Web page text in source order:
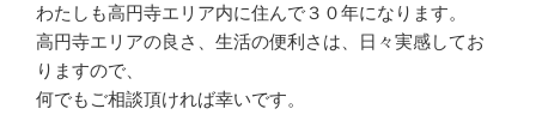
わたしも高円寺エリア内に住んで３０年になります。
高円寺エリアの良さ、生活の便利さは、日々実感してお
りますので、
何でもご相談頂ければ幸いです。